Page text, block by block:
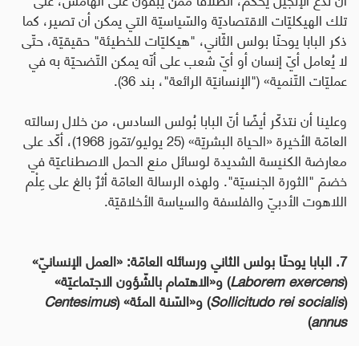
تلك الهيكليّات الاقتصاديّة والسّياسيّة التي يمكن أن تصير، كما
ذكر البابا يوحنّا بولس الثّاني، "هيكليّات للخطيئة" حقيقيّة، حتّى
لا يُعامل أيّ إنسان أو أيّ شعب على أنّه يمكن التّضحيّة به في
عمليّات التّنمية» ("الإنسانيّة الرائعة"، بند 36).
وعلينا أن نتذكّر أيضًا أنّ البابا بُولس السادس، من خلال رسالته
العامّة الأخيرة «الحياة البشريّة» (25 يوليو/تمّوز 1968)، أكّد على
معارضة الكنيسة الشديدة لوسائل منع الحمل الاصطناعيّة في
خضمّ "الثورة الجنسيّة". ولهذه الرسالةالعامّةأثرٌ بالغ على عِلْم
اللاهوت الأدبيّ والفلسفة والسياسة الأخلاقيّة.
7. البابا يوحنّا بولس الثاني ورسائله العامّة: «العمل الإنسانيّ»
(
Laborem exercens) و«الاهتمام بالشّؤون الاجتماعيّة»
(
Sollicitudo rei socialis) و«السّنة المئة» (Centesimus
annus
)